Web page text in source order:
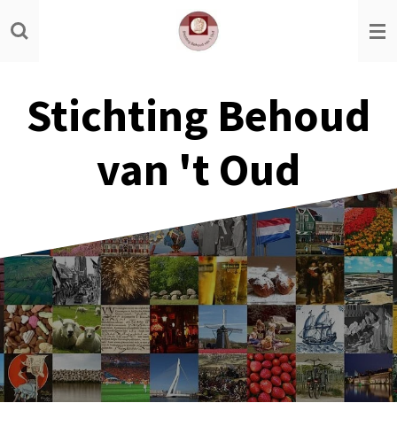
Ga
direct
hoofdinhoud
Stichting Behoud
van 't Oud